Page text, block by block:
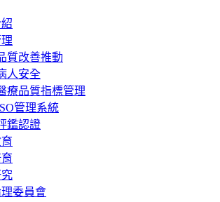
質改善推動
人安全
療品質指標管理
管理系統
鑑認證
委員會